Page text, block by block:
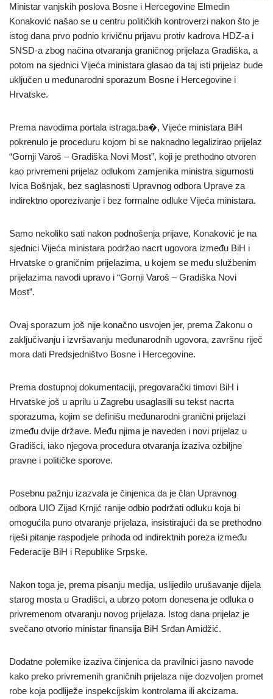
Ministar vanjskih poslova Bosne i Hercegovine Elmedin
Konaković našao se u centru političkih kontroverzi nakon što je
istog dana prvo podnio krivičnu prijavu protiv kadrova HDZ-a i
SNSD-a zbog načina otvaranja graničnog prijelaza Gradiška, a
potom na sjednici Vijeća ministara glasao da taj isti prijelaz bude
uključen u međunarodni sporazum Bosne i Hercegovine i
Hrvatske.
Prema navodima portala istraga.ba⁠�, Vijeće ministara BiH
pokrenulo je proceduru kojom bi se naknadno legalizirao prijelaz
“Gornji Varoš – Gradiška Novi Most”, koji je prethodno otvoren
kao privremeni prijelaz odlukom zamjenika ministra sigurnosti
Ivica Bošnjak, bez saglasnosti Upravnog odbora Uprave za
indirektno oporezivanje i bez formalne odluke Vijeća ministara.
Samo nekoliko sati nakon podnošenja prijave, Konaković je na
sjednici Vijeća ministara podržao nacrt ugovora između BiH i
Hrvatske o graničnim prijelazima, u kojem se među službenim
prijelazima navodi upravo i “Gornji Varoš – Gradiška Novi
Most”.
Ovaj sporazum još nije konačno usvojen jer, prema Zakonu o
zaključivanju i izvršavanju međunarodnih ugovora, završnu riječ
mora dati Predsjedništvo Bosne i Hercegovine.
Prema dostupnoj dokumentaciji, pregovarački timovi BiH i
Hrvatske još u aprilu u Zagrebu usaglasili su tekst nacrta
sporazuma, kojim se definišu međunarodni granični prijelazi
između dvije države. Među njima je naveden i novi prijelaz u
Gradišci, iako njegova procedura otvaranja izaziva ozbiljne
pravne i političke sporove.
Posebnu pažnju izazvala je činjenica da je član Upravnog
odbora UIO Zijad Krnjić ranije odbio podržati odluku koja bi
omogućila puno otvaranje prijelaza, insistirajući da se prethodno
riješi pitanje raspodjele prihoda od indirektnih poreza između
Federacije BiH i Republike Srpske.
Nakon toga je, prema pisanju medija, uslijedilo urušavanje dijela
starog mosta u Gradišci, a ubrzo potom donesena je odluka o
privremenom otvaranju novog prijelaza. Istog dana prijelaz je
svečano otvorio ministar finansija BiH Srđan Amidžić.
Dodatne polemike izaziva činjenica da pravilnici jasno navode
kako preko privremenih graničnih prijelaza nije dozvoljen promet
robe koja podliježe inspekcijskim kontrolama ili akcizama.